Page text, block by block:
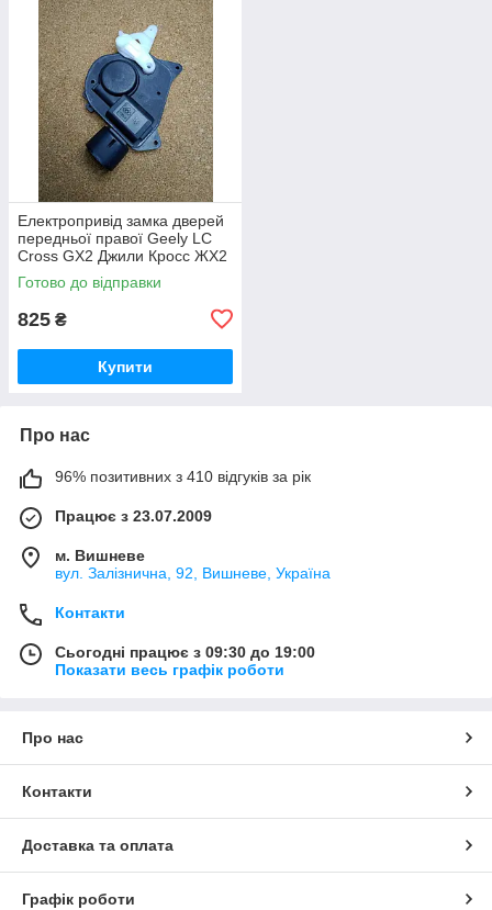
Електропривід замка дверей
передньої правої Geely LC
Cross GX2 Джили Кросс ЖХ2
Джилі ЛС Крос ГХ2
Готово до відправки
825 ₴
Купити
Про нас
96% позитивних з 410 відгуків за рік
Працює з 23.07.2009
м. Вишневе
вул. Залізнична, 92, Вишневе, Україна
Контакти
Сьогодні працює з 09:30 до 19:00
Показати весь графік роботи
Про нас
Контакти
Доставка та оплата
Графік роботи